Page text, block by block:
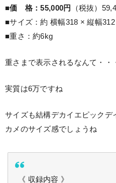
■価 格：55,000円
（税抜）
■サイズ：約 横幅318 × 縦幅
■重さ：約6kg
重さまで表示されるなんて・・
実質は6万ですね
サイズも結構デカイエピック
カメのサイズ感でしょうね
《 収録内容 》